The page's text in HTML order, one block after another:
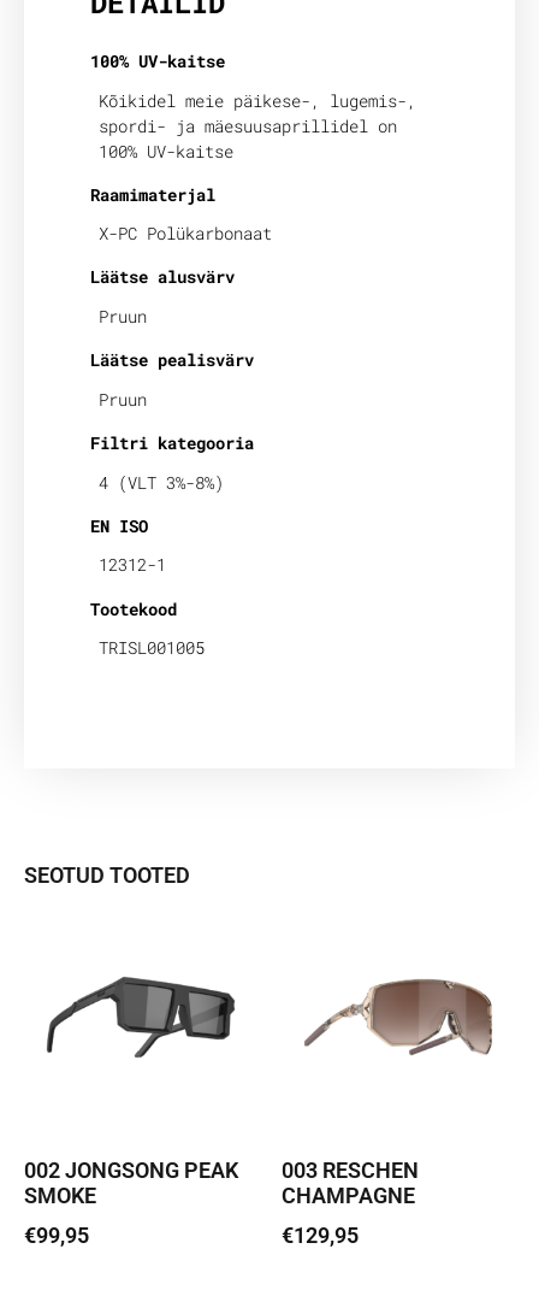
100% UV-kaitse
Kõikidel meie päikese-, lugemis-,
spordi- ja mäesuusaprillidel on
100% UV-kaitse
Raamimaterjal
X-PC Polükarbonaat
Läätse alusvärv
Pruun
Läätse pealisvärv
Pruun
Filtri kategooria
4 (VLT 3%-8%)
EN ISO
12312-1
Tootekood
TRISL001005
SEOTUD TOOTED
002 JONGSONG PEAK
SMOKE
€99,95
003 RESCHEN
CHAMPAGNE
€129,95